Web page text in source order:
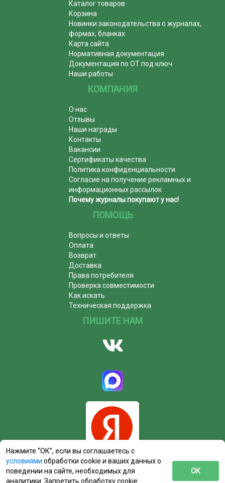
Каталог товаров
Корзина
Новинки законодательства о журналах,
формах, бланках
Карта сайта
Нормативная документация
Документация по ОТ под ключ
Наши работы
КОМПАНИЯ
О нас
Отзывы
Наши награды
Контакты
Вакансии
Сертификаты качества
Политика конфиденциальности
Согласие на получение рекламных и
информационных рассылок
Почему журналы покупают у нас!
ПОМОЩЬ
Вопросы и ответы
Оплата
Возврат
Доставка
Права потребителя
Проверка совместимости
Как искать
Техническая поддержка
ПИШИТЕ НАМ
Нажмите “ОК”, если вы соглашаетесь с
условиями обработки cookie и ваших данных о
поведении на сайте, необходимых для
аналитики. Запретить обработку cookie
ОК